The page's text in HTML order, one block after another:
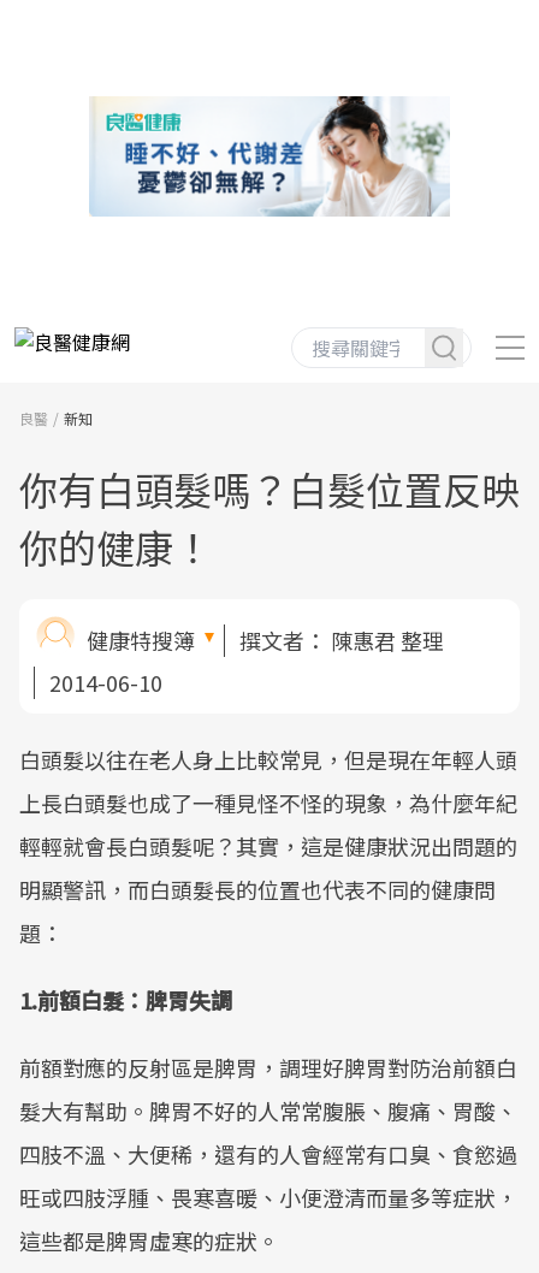
良醫 新知
你有白頭髮嗎？白髮位置反映
你的健康！
健康特搜簿 撰文者： 陳惠君 整理
2014-06-10
白頭髮以往在老人身上比較常見，但是現在年輕人頭
上長白頭髮也成了一種見怪不怪的現象，為什麼年紀
輕輕就會長白頭髮呢？其實，這是健康狀況出問題的
明顯警訊，而白頭髮長的位置也代表不同的健康問
題：
1.前額白髮：脾胃失調
前額對應的反射區是脾胃，調理好脾胃對防治前額白
髮大有幫助。脾胃不好的人常常腹脹、腹痛、胃酸、
四肢不溫、大便稀，還有的人會經常有口臭、食慾過
旺或四肢浮腫、畏寒喜暖、小便澄清而量多等症狀，
這些都是脾胃虛寒的症狀。